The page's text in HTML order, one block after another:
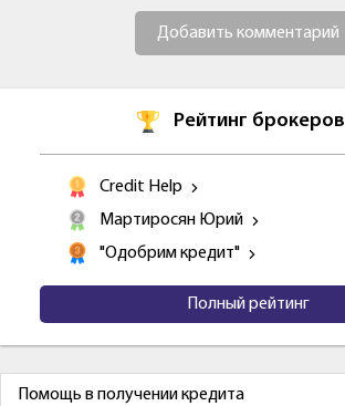
Добавить комментарий
Рейтинг брокеров
Credit Help
Мартиросян Юрий
"Одобрим кредит"
Полный рейтинг
Помощь в получении кредита